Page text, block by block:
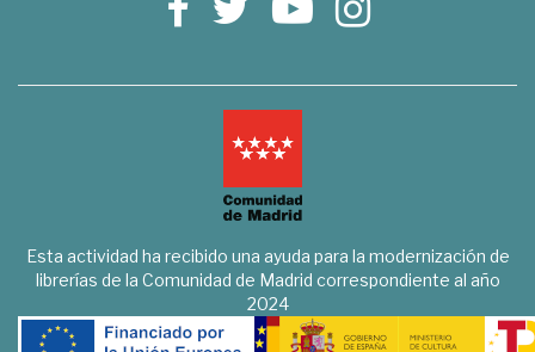
Esta actividad ha recibido una ayuda para la modernización de
librerías de la Comunidad de Madrid correspondiente al año
2024